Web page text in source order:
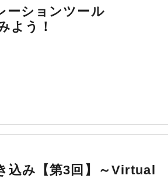
ーションツール
よう！
込み【第3回】～Virtual